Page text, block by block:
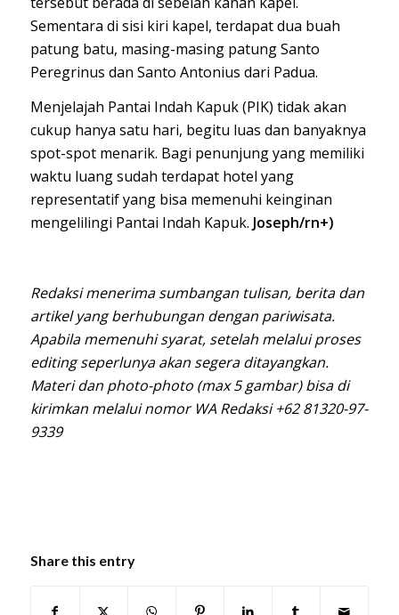
Sementara di sisi kiri kapel, terdapat dua buah
patung batu, masing-masing patung Santo
Peregrinus dan Santo Antonius dari Padua.
Menjelajah Pantai Indah Kapuk (PIK) tidak akan
cukup hanya satu hari, begitu luas dan banyaknya
spot-spot menarik. Bagi penunjung yang memiliki
waktu luang sudah terdapat hotel yang
representatif yang bisa memenuhi keinginan
mengelilingi Pantai Indah Kapuk. Joseph/rn+)
Redaksi menerima sumbangan tulisan, berita dan
artikel yang berhubungan dengan pariwisata.
Apabila memenuhi syarat, setelah melalui proses
editing seperlunya akan segera ditayangkan.
Materi dan photo-photo (max 5 gambar) bisa di
kirimkan melalui nomor WA Redaksi +62 81320-97-
9339
Share this entry